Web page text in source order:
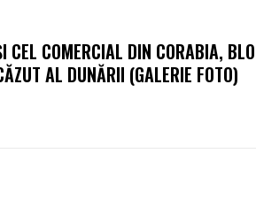
CEL COMERCIAL DIN CORABIA,
AL DUNĂRII (GALERIE FOTO)